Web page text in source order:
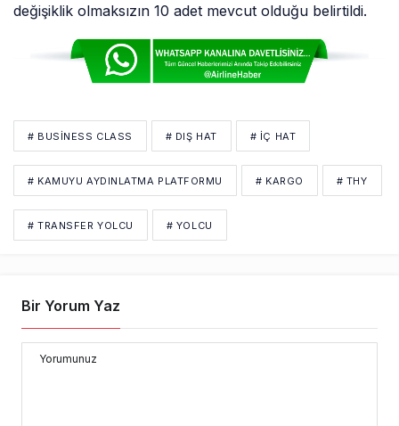
değişiklik olmaksızın 10 adet mevcut olduğu belirtildi.
# BUSINESS CLASS # DIŞ HAT # İÇ HAT
# KAMUYU AYDINLATMA PLATFORMU # KARGO # THY
# TRANSFER YOLCU # YOLCU
Bir Yorum Yaz
Yorumunuz